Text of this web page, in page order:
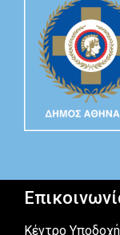
Κέντρο